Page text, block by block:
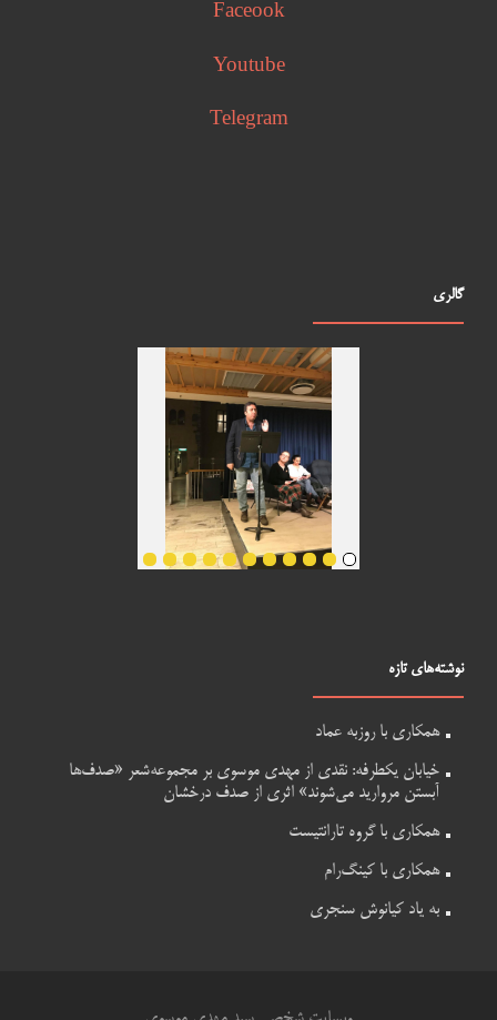
Faceook
Youtube
Telegram
گالری
نوشته‌های تازه
همکاری با روزبه عماد
خیابان یکطرفه: نقدی از مهدی موسوی بر مجموعه‌شعر «صدف‌ها
آبستن مروارید می‌شوند» اثری از صدف درخشان
همکاری با گروه تارانتیست
همکاری با کینگ‌رام
به یاد کیانوش سنجری